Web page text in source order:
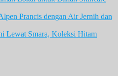
Prancis dengan Air Jernih dan
Lewat Smara, Koleksi Hitam